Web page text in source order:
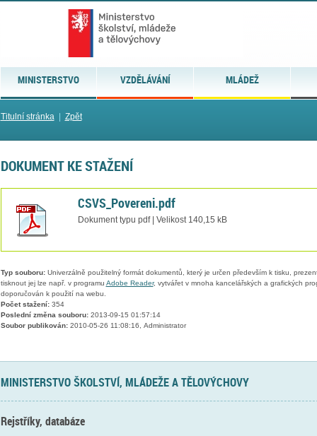
MINISTERSTVO VZDĚLÁVÁNÍ MLÁDEŽ
Titulní stránka| Zpět
DOKUMENT KE STAŽENÍ
CSVS_Povereni.pdf
Dokument typu pdf | Velikost 140,15 kB
Typ souboru:Univerzálně použitelný formát dokumentů, který je určen především k tisku,
tisknout jej lze např. v programu Adobe Reader, vytvářet v mnoha kancelářských a grafických
doporučován k použití na webu.
Počet stažení:354
Poslední změna souboru:2013-09-15 01:57:14
Soubor publikován:2010-05-26 11:08:16, Administrator
MINISTERSTVO ŠKOLSTVÍ, MLÁDEŽE A TĚLOVÝCHOVY
Rejstříky, databáze